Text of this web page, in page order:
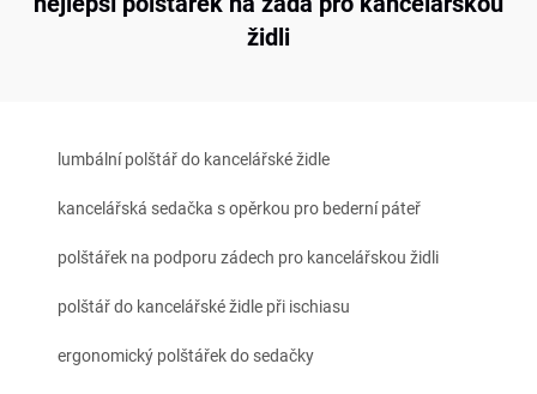
židli
lumbální polštář do kancelářské židle
kancelářská sedačka s opěrkou pro bederní páteř
polštářek na podporu zádech pro kancelářskou židli
polštář do kancelářské židle při ischiasu
ergonomický polštářek do sedačky